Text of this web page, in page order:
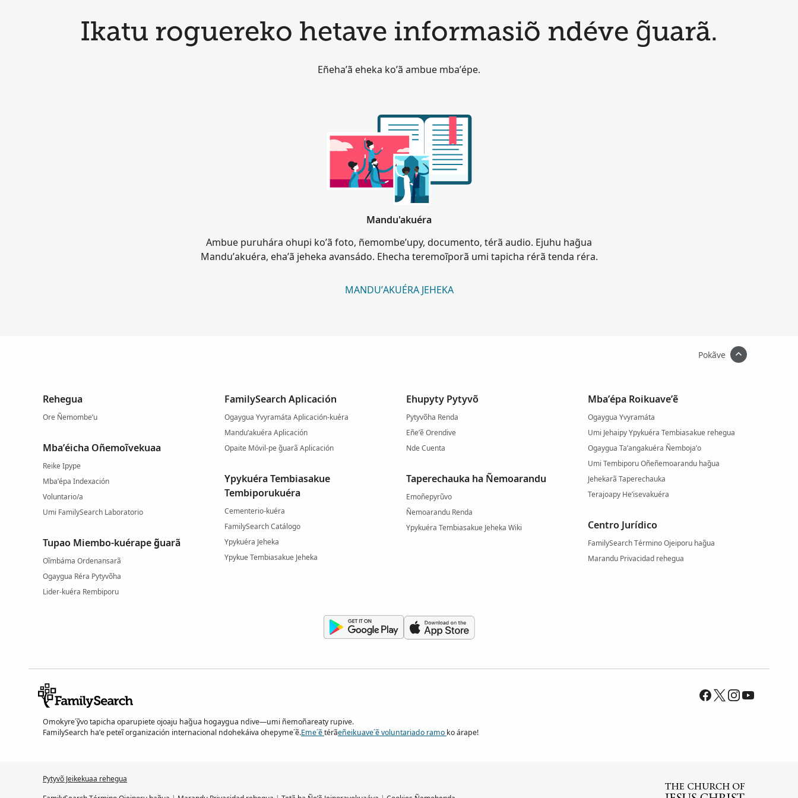
Ikatu roguereko hetave informasiõ ndéve g̃uarã.
Eñeha’ã eheka ko’ã ambue mba’épe.
Mandu'akuéra
Ambue puruhára ohupi ko’ã foto, ñemombe’upy, documento, térã audio. Ejuhu hag̃ua
Mandu’akuéra, eha’ã jeheka avansádo. Ehecha teremoĩporã umi tapicha rérã tenda réra.
MANDU’AKUÉRA JEHEKA
Pokãve
Rehegua
Ore Ñemombe’u
Mba’éicha Oñemoĩvekuaa
Reike Ipype
Mba’épa Indexación
Voluntario/a
Umi FamilySearch Laboratorio
Tupao Miembo-kuérape g̃uarã
Oĩmbáma Ordenansarã
Ogaygua Réra Pytyvõha
Lider-kuéra Rembiporu
FamilySearch Aplicación
Ogaygua Yvyramáta Aplicación-kuéra
Mandu’akuéra Aplicación
Opaite Móvil-pe g̃uarã Aplicación
Ypykuéra Tembiasakue
Tembiporukuéra
Cementerio-kuéra
FamilySearch Catálogo
Ypykuéra Jeheka
Ypykue Tembiasakue Jeheka
Ehupyty Pytyvõ
Pytyvõha Renda
Eñe’ẽ Orendive
Nde Cuenta
Taperechauka ha Ñemoarandu
Emoñepyrũvo
Ñemoarandu Renda
Ypykuéra Tembiasakue Jeheka Wiki
Mba’épa Roikuave’ẽ
Ogaygua Yvyramáta
Umi Jehaipy Ypykuéra Tembiasakue rehegua
Ogaygua Ta’angakuéra Ñemboja’o
Umi Tembiporu Oñeñemoarandu hag̃ua
Jehekarã Taperechauka
Terajoapy He’isevakuéra
Centro Jurídico
FamilySearch Término Ojeiporu hag̃ua
Marandu Privacidad rehegua
Omokyre´ỹvo tapicha oparupiete ojoaju hag̃ua hogaygua ndive—umi ñemoñareaty rupive.
FamilySearch ha’e peteĩ organización internacional ndohekáiva ohepyme´ẽ.Eme´ẽtérãeñeikuave´ẽ voluntariado ramo ko árape!
Pytyvõ Jeikekuaa rehegua